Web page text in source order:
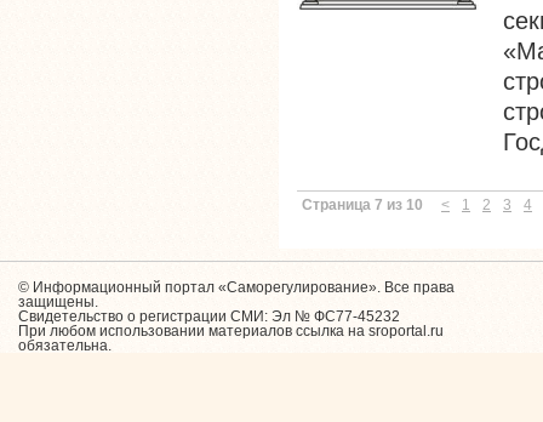
Страница 7 из 10 < 1 2 3 4
© Информационный портал «Саморегулирование». Все права
защищены.
Свидетельство о регистрации СМИ: Эл № ФС77-45232
При любом использовании материалов ссылка на sroportal.ru
обязательна.